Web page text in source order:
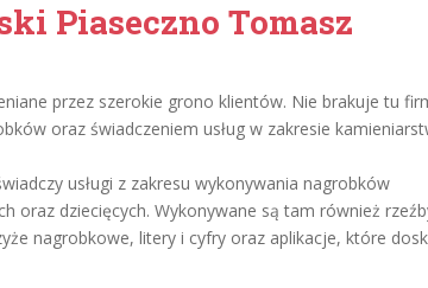
Piaseczno Tomasz
przez szerokie grono klientów. Nie brakuje tu
oraz świadczeniem usług w zakresie
usługi z zakresu wykonywania nagrobków
oraz dziecięcych. Wykonywane są tam również
nagrobkowe, litery i cyfry oraz aplikacje, które